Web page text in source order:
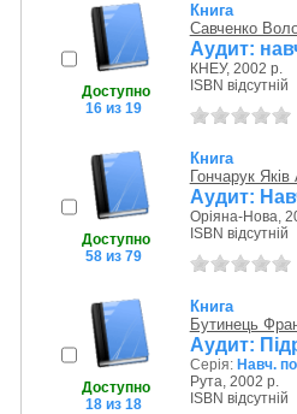
Доступно
16 из 19
Книга
Савченко
Аудит:
КНЕУ, 2002 р.
ISBN відсутній
Доступно
58 из 79
Книга
Гончарук
Аудит:
Оріяна-Нова,
ISBN відсутній
Доступно
18 из 18
Книга
Бутинець
Аудит:
Серія: Навч.
Рута, 2002 р.
ISBN відсутній